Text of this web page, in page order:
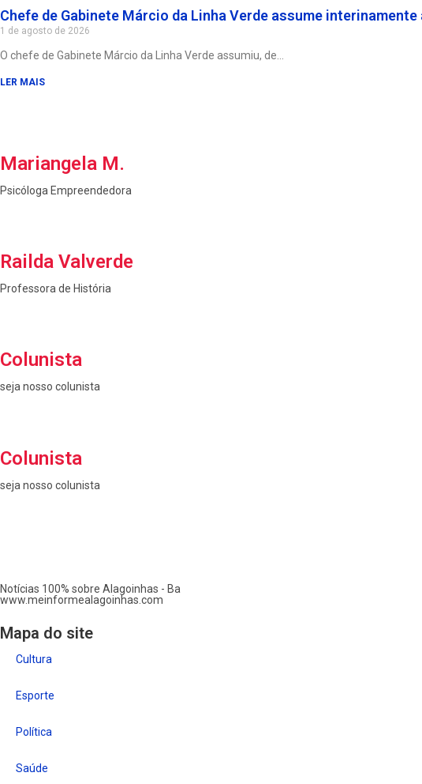
Chefe de Gabinete Márcio da Linha Verde assume
1 de agosto de 2026
O chefe de Gabinete Márcio da Linha Verde assumiu, de
LER MAIS
Mariangela M.
Psicóloga Empreendedora
Railda Valverde
Professora de História
Colunista
seja nosso colunista
Colunista
seja nosso colunista
Notícias 100% sobre Alagoinhas - Ba
www.meinformealagoinhas.com
Mapa do site
Cultura
Esporte
Política
Saúde